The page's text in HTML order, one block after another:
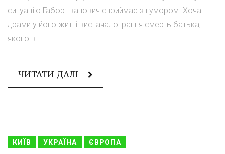
ситуацію Габор Іванович сприймає з гумором. Хоча
драми у його житті вистачало: рання смерть батька,
якого в...
ЧИТАТИ ДАЛІ
КИЇВ УКРАЇНА ЄВРОПА